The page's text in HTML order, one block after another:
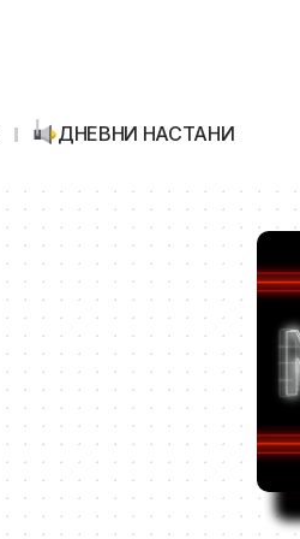
ДНЕВНИ НАСТАНИ